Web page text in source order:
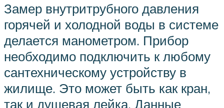
Замер внутритрубного давления
горячей и холодной воды в системе
делается манометром. Прибор
необходимо подключить к любому
сантехническому устройству в
жилище. Это может быть как кран,
так и душевая лейка. Данные